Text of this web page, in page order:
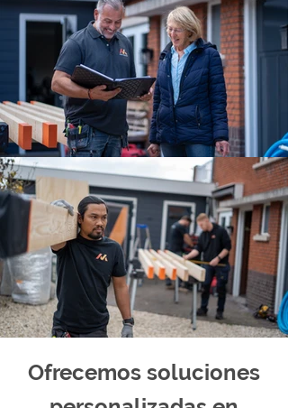
Ofrecemos soluciones